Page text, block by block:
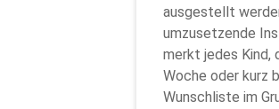
ausgestellt
umzusetzende
merkt jedes Kind,
Woche oder kurz
Wunschliste im